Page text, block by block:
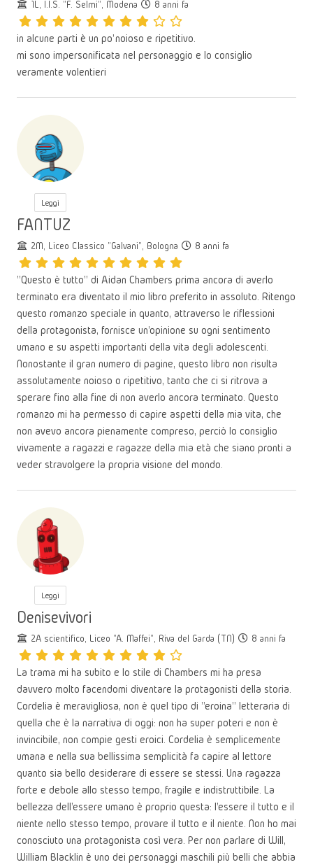
1L, I.I.S. "F. Selmi", Modena 8 anni fa
in alcune parti è un po’ noioso e ripetitivo.
mi sono impersonificata nel personaggio e lo consiglio
veramente volentieri
Leggi
FANTUZ
2M, Liceo Classico "Galvani", Bologna 8 anni fa
"Questo è tutto" di Aidan Chambers prima ancora di averlo
terminato era diventato il mio libro preferito in assoluto. Ritengo
questo romanzo speciale in quanto, attraverso le riflessioni
della protagonista, fornisce un'opinione su ogni sentimento
umano e su aspetti importanti della vita degli adolescenti.
Nonostante il gran numero di pagine, questo libro non risulta
assolutamente noioso o ripetitivo, tanto che ci si ritrova a
sperare fino alla fine di non averlo ancora terminato. Questo
romanzo mi ha permesso di capire aspetti della mia vita, che
non avevo ancora pienamente compreso, perciò lo consiglio
vivamente a ragazzi e ragazze della mia età che siano pronti a
veder stravolgere la propria visione del mondo.
Leggi
Denisevivori
2A scientifico, Liceo "A. Maffei", Riva del Garda (TN) 8 anni fa
La trama mi ha subito e lo stile di Chambers mi ha presa
davvero molto facendomi diventare la protagonisti della storia.
Cordelia è meravigliosa, non è quel tipo di "eroina" letteraria di
quella che è la narrativa di oggi: non ha super poteri e non è
invincibile, non compie gesti eroici. Cordelia è semplicemente
umana e nella sua bellissima semplicità fa capire al lettore
quanto sia bello desiderare di essere se stessi. Una ragazza
forte e debole allo stesso tempo, fragile e indistruttibile. La
bellezza dell'essere umano è proprio questa: l'essere il tutto e il
niente nello stesso tempo, provare il tutto e il niente. Non ho mai
conosciuto una protagonista così vera. Per non parlare di Will,
William Blacklin è uno dei personaggi maschili più belli che abbia